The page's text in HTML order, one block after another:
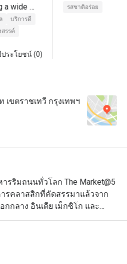
a wide
บริการดี
สรรค์
ประโยชน์ (0)
รสชาติอร่อย
ขตราชเทวี กรุงเทพฯ
รริมถนนทั่วโลก The Market@5
รคลาสสิกที่คัดสรรมาแล้วจาก
กลาง อินเดีย เม็กซิโก และ
าหารอิตาลีและสแกนดิเนเวีย
สามารถลิ้มลองอาหารที่เรียบ
และสนุกสนาน ด้วยตัวเลือก